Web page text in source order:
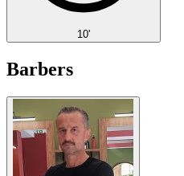
10'
Barbers